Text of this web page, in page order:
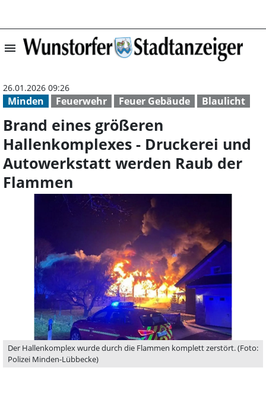
menu Brand eines
Minden Feuerwehr Feuer Gebäude Blaulicht
26.01.2026 09:26
Brand eines größeren
Hallenkomplexes - Druckerei und
Autowerkstatt werden Raub der
Flammen
Der Hallenkomplex wurde durch die Flammen komplett zerstört. (Foto:
Polizei Minden-Lübbecke)